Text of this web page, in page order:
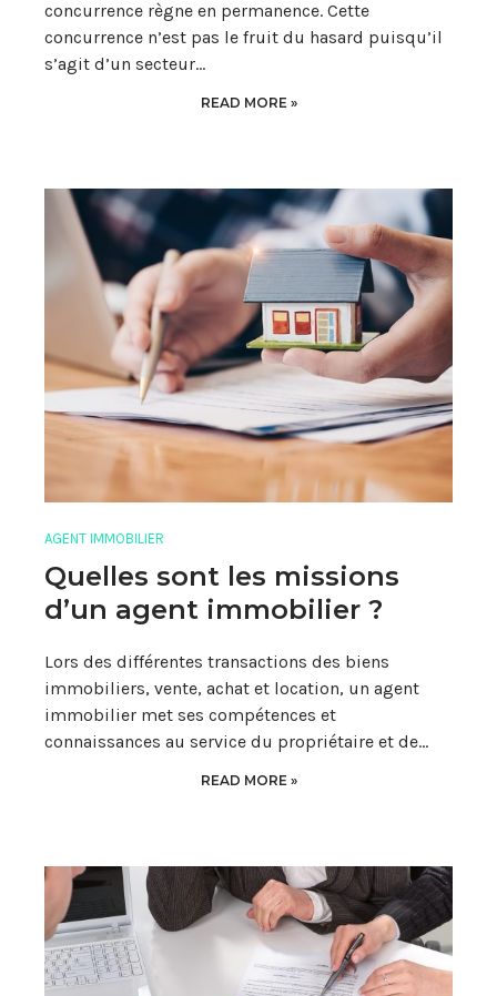
concurrence règne en permanence. Cette
concurrence n’est pas le fruit du hasard puisqu’il
s’agit d’un secteur…
READ MORE »
AGENT IMMOBILIER
Quelles sont les missions
d’un agent immobilier ?
Lors des différentes transactions des biens
immobiliers, vente, achat et location, un agent
immobilier met ses compétences et
connaissances au service du propriétaire et de…
READ MORE »